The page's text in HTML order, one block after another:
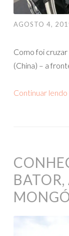
AGOSTO 4,
Como foi cruzar
(China) – a
Continuar lendo